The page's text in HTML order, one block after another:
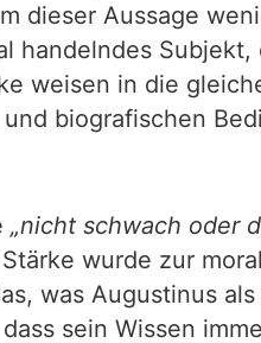
dieser Aussage
handelndes
weisen in die
biografischen
„nicht schwach oder
wurde zur
was Augustinus
sein Wissen